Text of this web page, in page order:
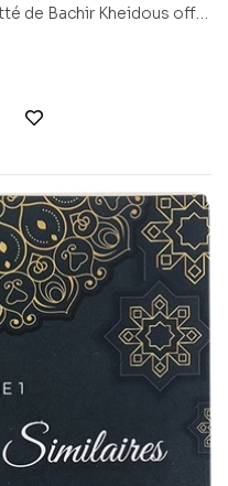
de Bachir Kheidous offre
récit intime, préfacé
la douleur en
comment une
d’inspirer même après